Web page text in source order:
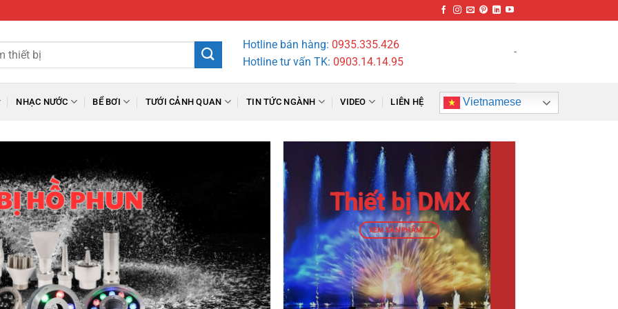
Hotline bán hàng: 0935.335.426
Hotline tư vấn TK: 0903.14.14.95
-
NHẠC NƯỚC BỂ BƠI TƯỚI CẢNH QUAN TIN TỨC NGÀNH VIDEO LIÊN HỆ Vietnamese
Thiết bị DMX
XEM SẢN PHẨM